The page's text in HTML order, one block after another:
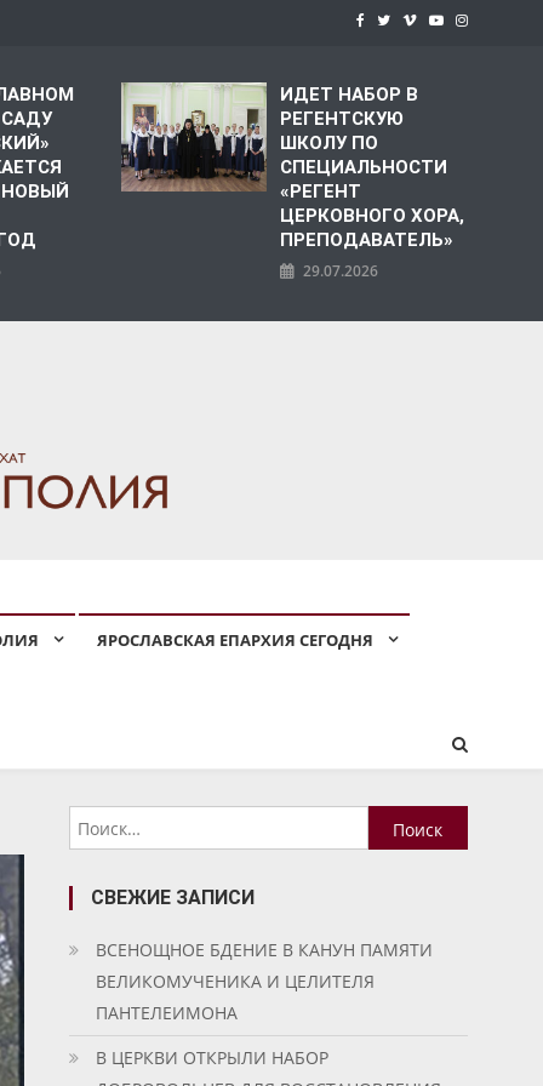
ИДЕТ НАБОР В
РЕГЕНТСКУЮ
ШКОЛУ ПО
СПЕЦИАЛЬНОСТИ
«РЕГЕНТ
ЦЕРКОВНОГО ХОРА,
ПРЕПОДАВАТЕЛЬ»
29.07.2026
ЯРОСЛАВСКАЯ ЕПАРХИЯ СЕГОДНЯ
Найти:
СВЕЖИЕ ЗАПИСИ
ВСЕНОЩНОЕ БДЕНИЕ В КАНУН ПАМЯТИ
ВЕЛИКОМУЧЕНИКА И ЦЕЛИТЕЛЯ
ПАНТЕЛЕИМОНА
В ЦЕРКВИ ОТКРЫЛИ НАБОР